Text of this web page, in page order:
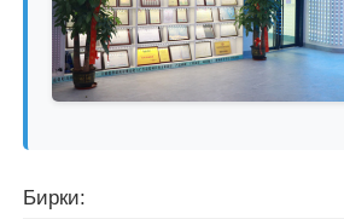
Бирки: